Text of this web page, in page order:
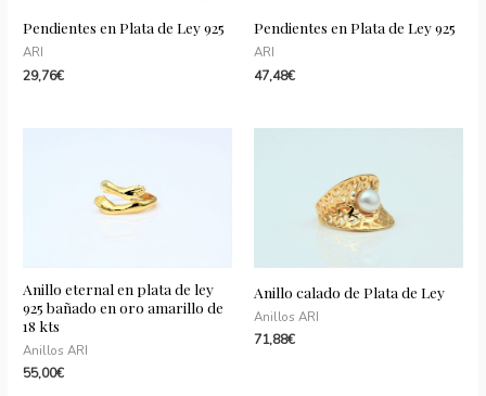
Pendientes en Plata de Ley 925
ARI
29,76€
Pendientes en Plata de Ley 925
ARI
47,48€
Anillo eternal en plata de ley
925 bañado en oro amarillo de
18 kts
Anillos ARI
55,00€
Anillo calado de Plata de Ley
Anillos ARI
71,88€